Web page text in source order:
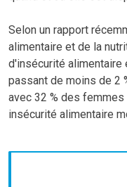
Selon un rapport
alimentaire et de la
d'insécurité
passant de moins de 2
avec 32 % des
insécurité alimentaire